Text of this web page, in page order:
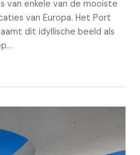
van enkele van de mooiste
van Europa. Het Port
dit idyllische beeld als